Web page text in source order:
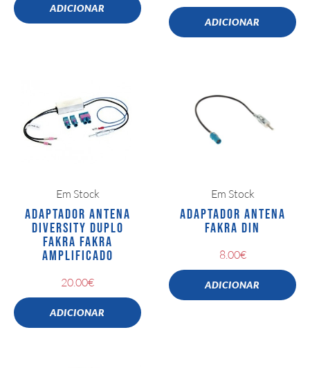
ADICIONAR
ADICIONAR
Em Stock
ADAPTADOR ANTENA
DIVERSITY DUPLO
FAKRA FAKRA
AMPLIFICADO
20.00€
ADICIONAR
Em Stock
ADAPTADOR ANTENA
FAKRA DIN
8.00€
ADICIONAR